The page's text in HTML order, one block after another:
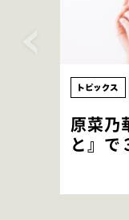
原菜乃
と』で
「お
感覚